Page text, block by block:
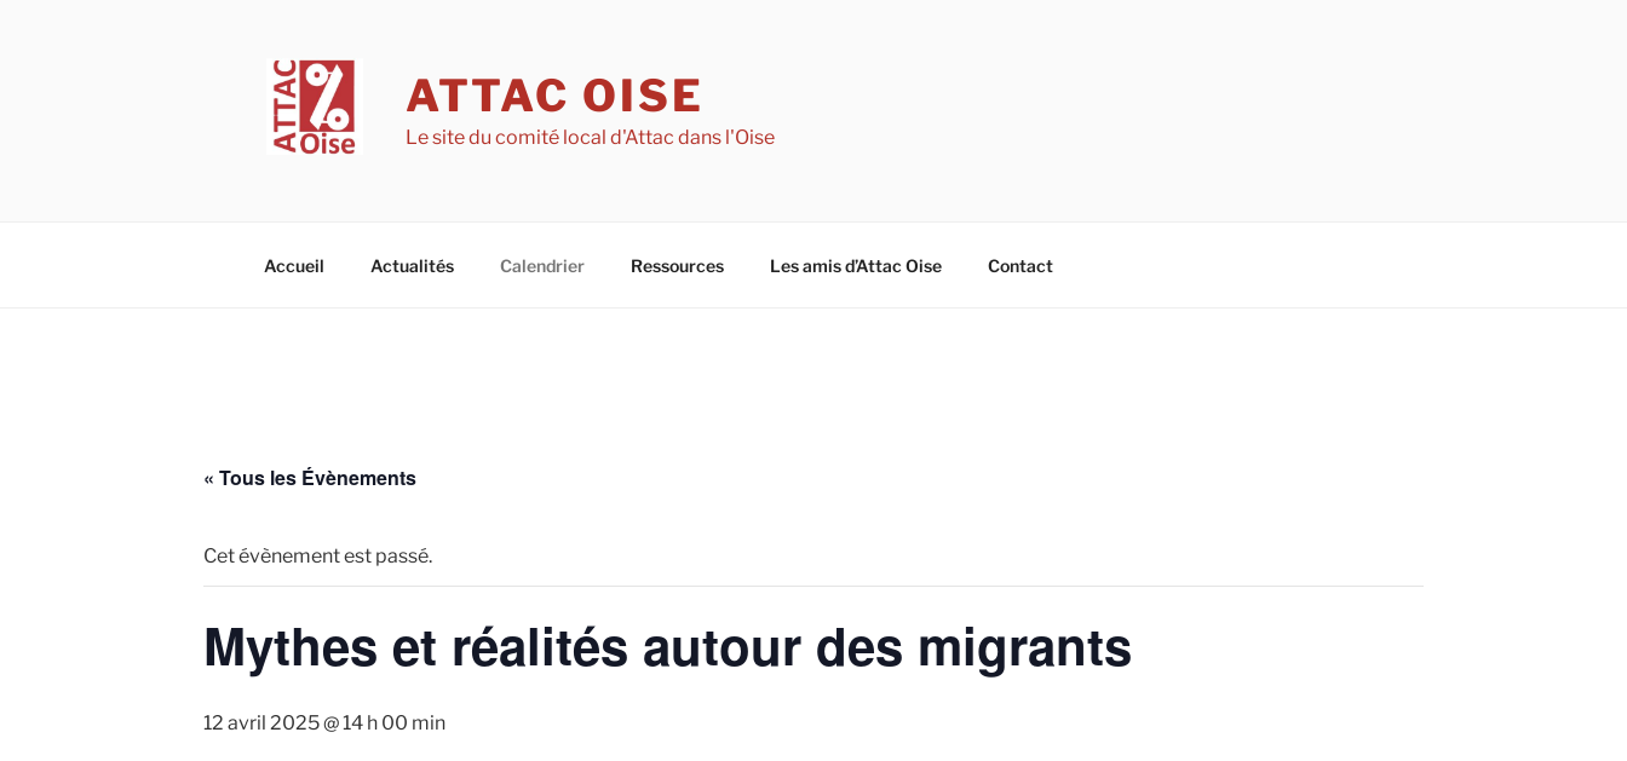
ATTAC OISE
Le site du comité local d'Attac dans l'Oise
Accueil Actualités Calendrier Ressources Les amis d’Attac Oise Contact
« Tous les Évènements
Cet évènement est passé.
Mythes et réalités autour des migrants
12 avril 2025 @ 14 h 00 min